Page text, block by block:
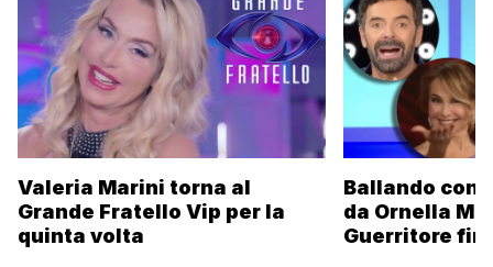
Valeria Marini torna al
Grande Fratello Vip per la
quinta volta
Ballando con
da Ornella
Guerritore